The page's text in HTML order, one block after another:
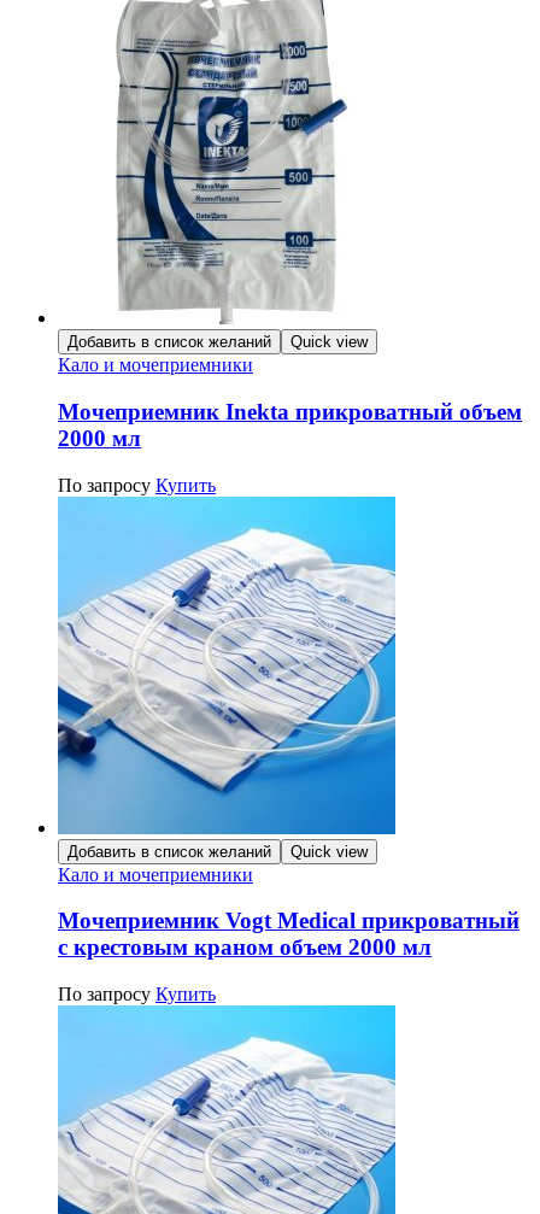
Добавить в список желаний Quick view
Кало и мочеприемники
Мочеприемник Inekta прикроватный объем
2000 мл
По запросу Купить
Добавить в список желаний Quick view
Кало и мочеприемники
Мочеприемник Vogt Medical прикроватный
с крестовым краном объем 2000 мл
По запросу Купить